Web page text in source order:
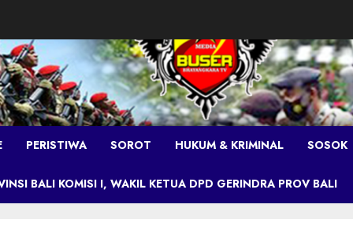
PERISTIWA SOROT HUKUM & KRIMINAL SOSOK
BALI KOMISI I, WAKIL KETUA DPD GERINDRA PROV BALI